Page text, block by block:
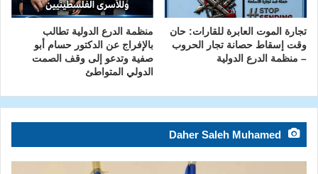
تجارة الموت العابرة للقارات: حان
وقت إسقاط حصانة تجار الحروب
– منظمة الدرع الدولية
منظمة الدرع الدولية تطالب
بالإفراج عن الدكتور حسام أبو
صفية وتدعو إلى وقف الصمت
الدولي المتواطئ
Daher Saleh Muhamed